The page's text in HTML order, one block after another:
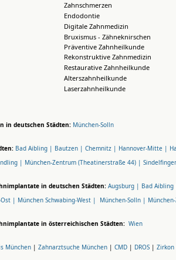
Zahnschmerzen
Endodontie
Digitale Zahnmedizin
Bruxismus - Zähneknirschen
Präventive Zahnheilkunde
Rekonstruktive Zahnmedizin
Restaurative Zahnheilkunde
Alterszahnheilkunde
Laserzahnheilkunde
in deutschen Städten: München-Solln
Bad Aibling | Bautzen | Chemnitz | Hannover-Mitte |
| München-Zentrum (Theatinerstraße 44) |
in deutschen Städten: Augsburg | Bad Aibling
Ost | München Schwabing-West | München-Solln |
in österreichischen Städten: Wien
München | Zahnarztsuche München | CMD | DROS | Zirkon